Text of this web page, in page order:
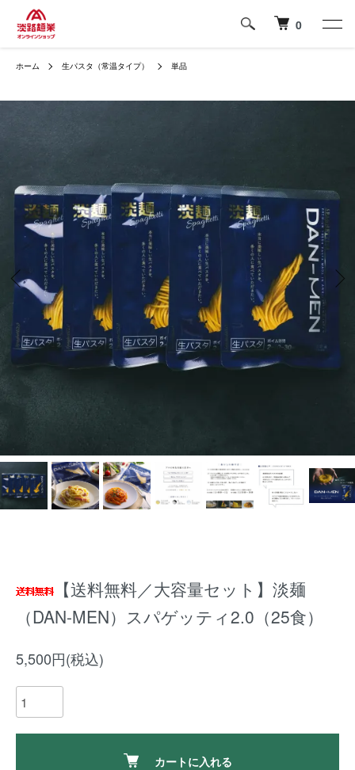
0
ホーム 生パスタ（常温タイプ） 単品
【送料無料／大容量セット】淡麺
（DAN-MEN）スパゲッティ2.0（25食）
5,500円(税込)
カートに入れる